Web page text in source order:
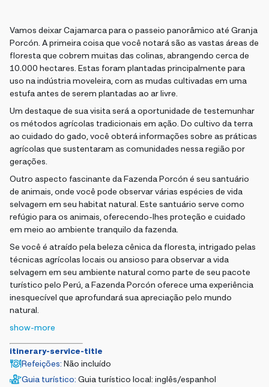
Vamos deixar Cajamarca para o passeio panorâmico até Granja
Porcón. A primeira coisa que você notará são as vastas áreas de
floresta que cobrem muitas das colinas, abrangendo cerca de
10.000 hectares. Estas foram plantadas principalmente para
uso na indústria moveleira, com as mudas cultivadas em uma
estufa antes de serem plantadas ao ar livre.
Um destaque de sua visita será a oportunidade de testemunhar
os métodos agrícolas tradicionais em ação. Do cultivo da terra
ao cuidado do gado, você obterá informações sobre as práticas
agrícolas que sustentaram as comunidades nessa região por
gerações.
Outro aspecto fascinante da Fazenda Porcón é seu santuário
de animais, onde você pode observar várias espécies de vida
selvagem em seu habitat natural. Este santuário serve como
refúgio para os animais, oferecendo-lhes proteção e cuidado
em meio ao ambiente tranquilo da fazenda.
Se você é atraído pela beleza cênica da floresta, intrigado pelas
técnicas agrícolas locais ou ansioso para observar a vida
selvagem em seu ambiente natural como parte de seu pacote
turístico pelo Perú, a Fazenda Porcón oferece uma experiência
inesquecível que aprofundará sua apreciação pelo mundo
natural.
show-more
itinerary-service-title
Refeições: Não incluído
Guia turístico: Guia turístico local: inglês/espanhol